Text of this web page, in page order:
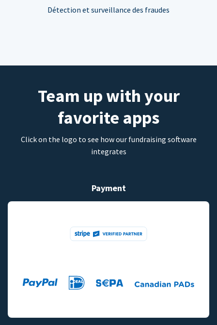
Détection et surveillance des fraudes
Team up with your
favorite apps
Click on the logo to see how our fundraising software
integrates
Payment